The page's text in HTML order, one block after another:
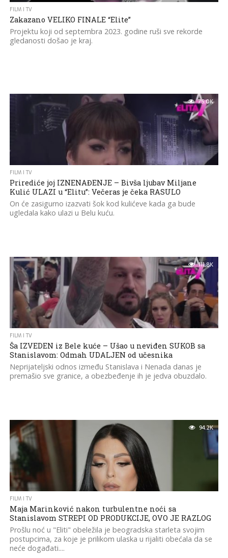
FILM I TV
Zakazano VELIKO FINALE “Elite”
Projektu koji od septembra 2023. godine ruši sve rekorde
gledanosti došao je kraj.
75.0K
FILM I TV
Prirediće joj IZNENAĐENJE – Bivša ljubav Miljane
Kulić ULAZI u “Elitu”: Večeras je čeka RASULO
On će zasigurno izazvati šok kod kulićeve kada ga bude
ugledala kako ulazi u Belu kuću.
111.8K
FILM I TV
Ša IZVEDEN iz Bele kuće – Ušao u neviđen SUKOB sa
Stanislavom: Odmah UDALJEN od učesnika
Neprijateljski odnos između Stanislava i Nenada danas je
premašio sve granice, a obezbeđenje ih je jedva obuzdalo.
94.2K
FILM I TV
Maja Marinković nakon turbulentne noći sa
Stanislavom STREPI OD PRODUKCIJE, OVO JE RAZLOG
Prošlu noć u "Eliti" obeležila je beogradska starleta svojim
postupcima, za koje je prilikom ulaska u rijaliti obećala da se
neće događati....